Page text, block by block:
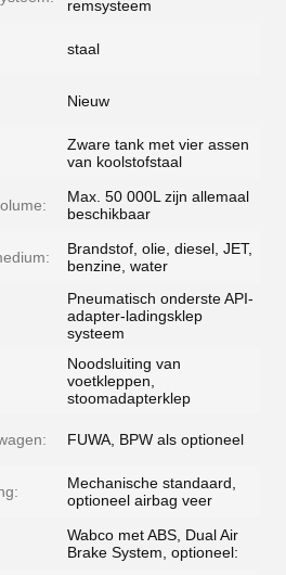
remsysteem
staal
Nieuw
Zware tank met vier assen
van koolstofstaal
Max. 50 000L zijn allemaal
beschikbaar
Brandstof, olie, diesel, JET,
benzine, water
Pneumatisch onderste API-
adapter-ladingsklep
systeem
Noodsluiting van
voetkleppen,
stoomadapterklep
FUWA, BPW als optioneel
Mechanische standaard,
optioneel airbag veer
Wabco met ABS, Dual Air
Brake System, optioneel: